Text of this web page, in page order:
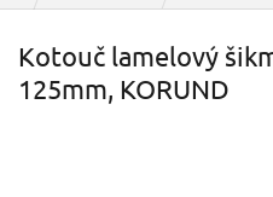
Kotouč lamelový
125mm, KORUND